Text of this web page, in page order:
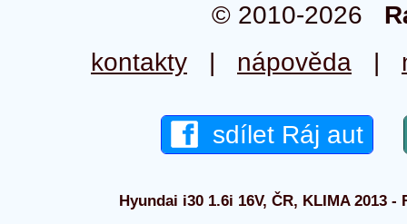
© 2010-2026
kontakty | nápověda |
sdílet Ráj aut
Hyundai i30 1.6i 16V, ČR, KLIMA 2013